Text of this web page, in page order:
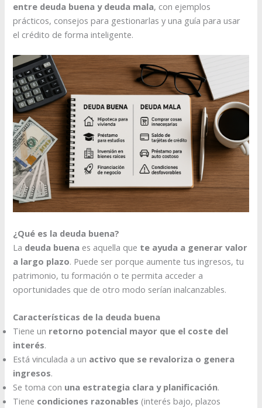
entre deuda buena y deuda mala, con ejemplos
prácticos, consejos para gestionarlas y una guía para usar
el crédito de forma inteligente.
¿Qué es la deuda buena?
La deuda buena es aquella que te ayuda a generar valor
a largo plazo. Puede ser porque aumente tus ingresos, tu
patrimonio, tu formación o te permita acceder a
oportunidades que de otro modo serían inalcanzables.
Características de la deuda buena
Tiene un retorno potencial mayor que el coste del
interés.
Está vinculada a un activo que se revaloriza o genera
ingresos.
Se toma con una estrategia clara y planificación.
Tiene condiciones razonables (interés bajo, plazos